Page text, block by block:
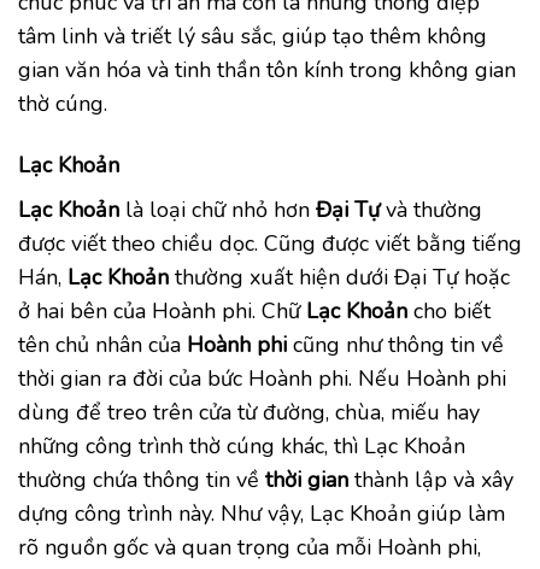
tâm linh và triết lý sâu sắc, giúp tạo thêm không
gian văn hóa và tinh thần tôn kính trong không gian
thờ cúng.
Lạc Khoản
Lạc Khoản là loại chữ nhỏ hơn Đại Tựvà thường
được viết theo chiều dọc. Cũng được viết bằng tiếng
Hán, Lạc Khoản thường xuất hiện dưới Đại Tự hoặc
ở hai bên của Hoành phi. Chữ Lạc Khoản cho biết
tên chủ nhân của Hoành phi cũng như thông tin về
thời gian ra đời của bức Hoành phi. Nếu Hoành phi
dùng để treo trên cửa từ đường, chùa, miếu hay
những công trình thờ cúng khác, thì Lạc Khoản
thường chứa thông tin về thời gian thành lập và xây
dựng công trình này. Như vậy, Lạc Khoản giúp làm
rõ nguồn gốc và quan trọng của mỗi Hoành phi,